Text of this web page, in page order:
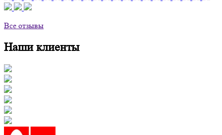
Все отзывы
Наши клиенты